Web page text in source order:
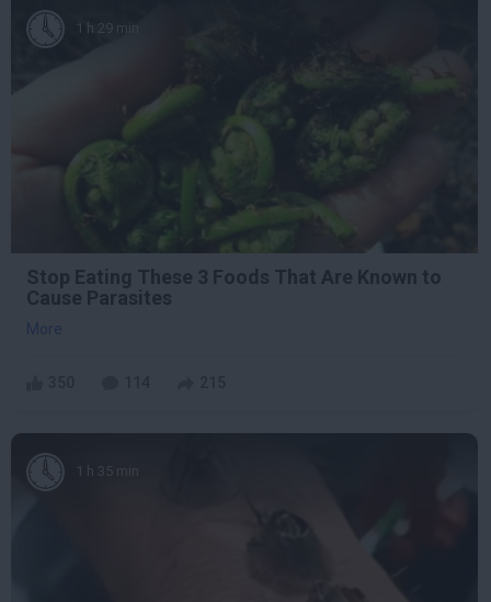
1 h 29 min
Stop Eating These 3 Foods That Are Known to
Cause Parasites
More
1 h 35 min